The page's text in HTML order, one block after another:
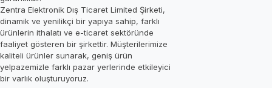
Zentra Elektronik Dış Ticaret Limited Şirketi,
dinamik ve yenilikçi bir yapıya sahip, farklı
ürünlerin ithalatı ve e-ticaret sektöründe
faaliyet gösteren bir şirkettir. Müşterilerimize
kaliteli ürünler sunarak, geniş ürün
yelpazemizle farklı pazar yerlerinde etkileyici
bir varlık oluşturuyoruz.